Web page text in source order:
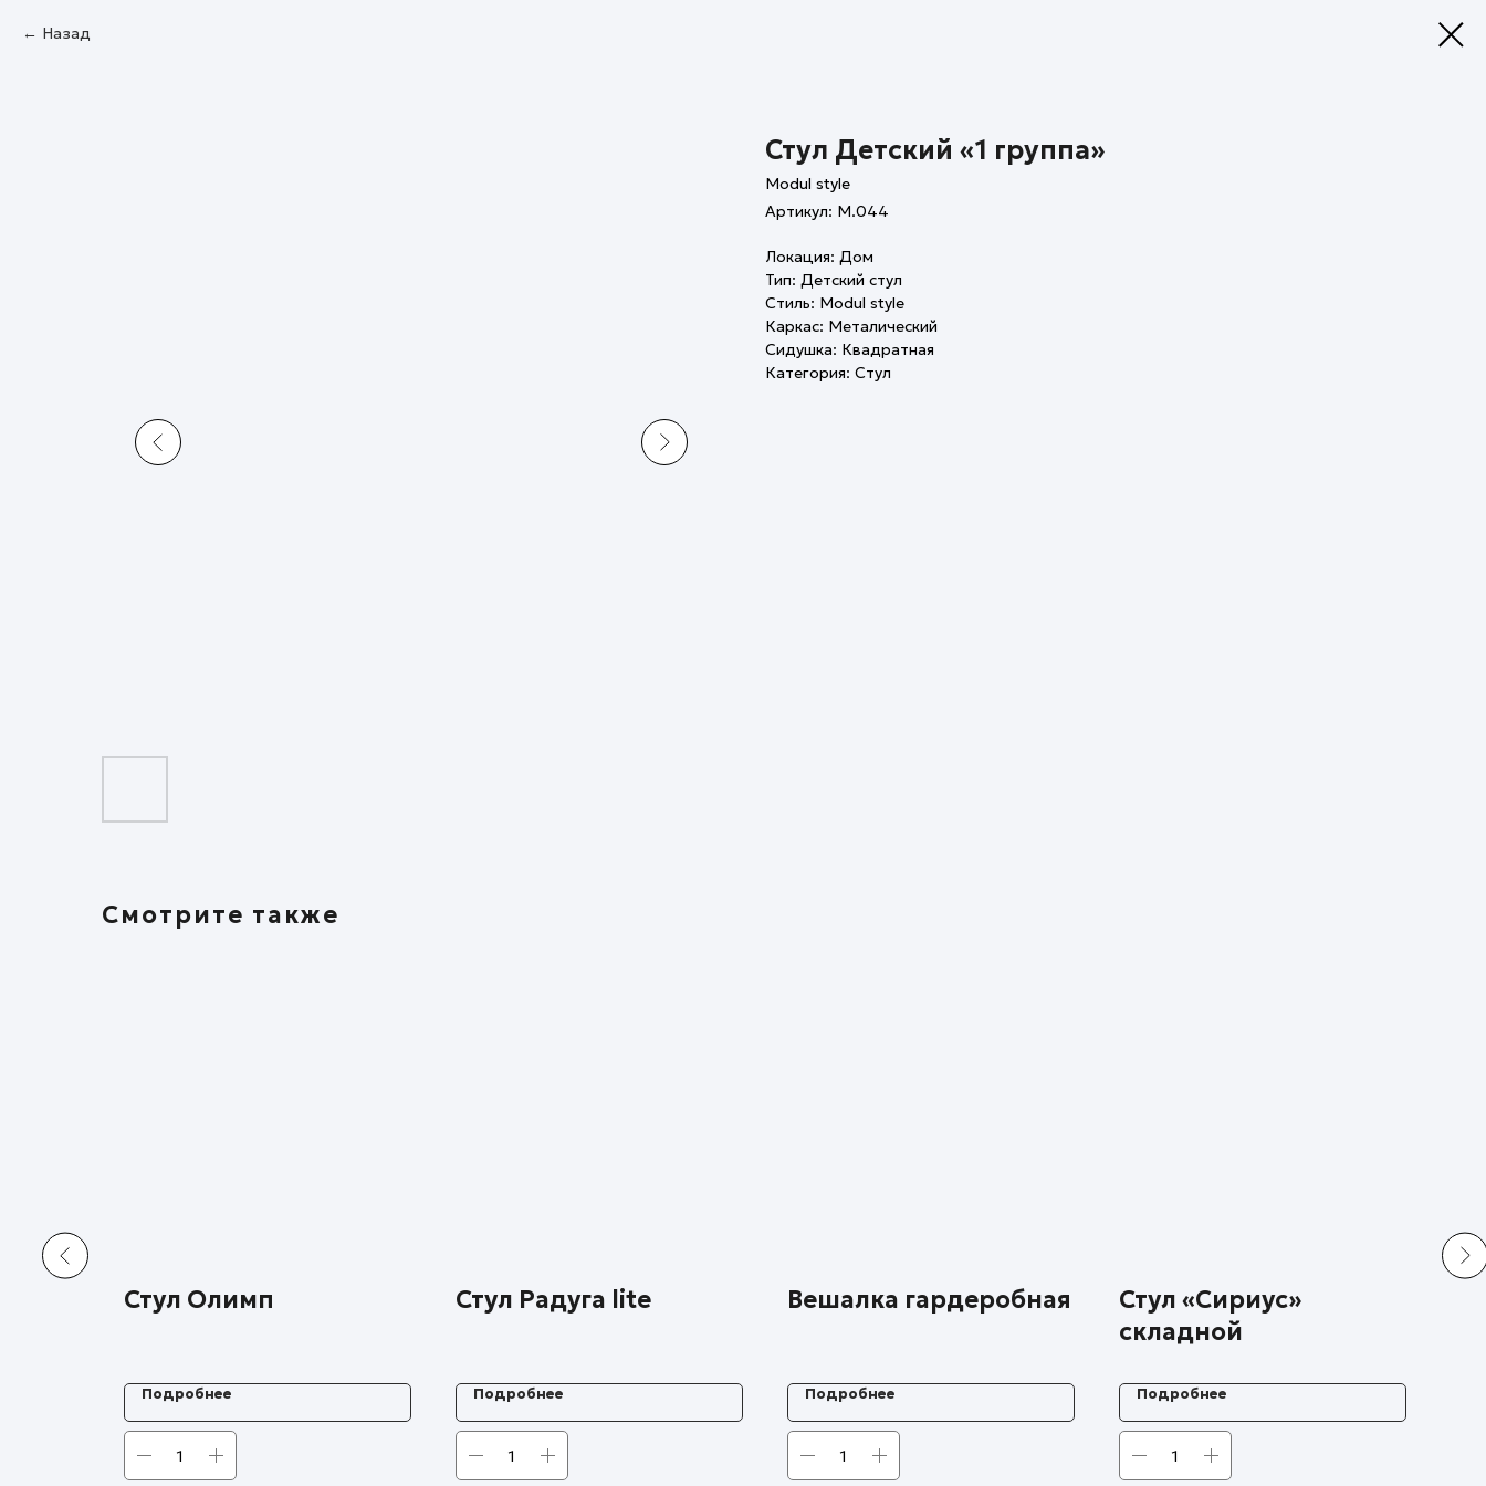
Назад
Стул Детский «1 группа»
Modul style
Артикул: M.044
Локация: Дом
Тип: Детский стул
Стиль: Modul style
Каркас: Металический
Сидушка: Квадратная
Категория: Стул
Смотрите также
Стул Олимп
Подробнее
Стул Радуга lite
Подробнее
Вешалка гардеробная
Подробнее
Стул «Сириус»
складной
Подробнее